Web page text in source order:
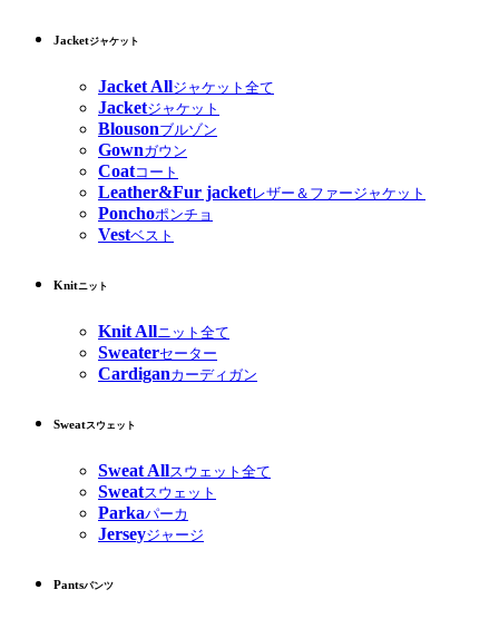
Jacketジャケット
Jacket Allジャケット全て
Jacketジャケット
Blousonブルゾン
Gownガウン
Coatコート
Leather&Fur jacketレザー＆ファージャケット
Ponchoポンチョ
Vestベスト
Knitニット
Knit Allニット全て
Sweaterセーター
Cardiganカーディガン
Sweatスウェット
Sweat Allスウェット全て
Sweatスウェット
Parkaパーカ
Jerseyジャージ
Pantsパンツ